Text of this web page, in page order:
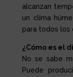
alcanzan
un clima
para todos los
¿Cómo es el
No se sabe
Puede